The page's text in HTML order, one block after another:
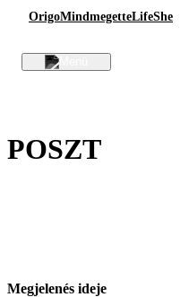
OrigoMindmegetteLifeShe
POSZT
Megjelenés ideje